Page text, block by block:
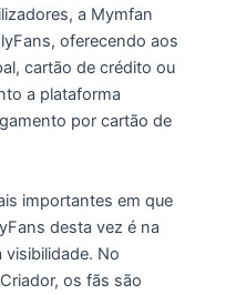
a Mymfan
oferecendo aos
cartão de crédito ou
a plataforma
por cartão de
importantes em que
desta vez é na
visibilidade. No
os fãs são